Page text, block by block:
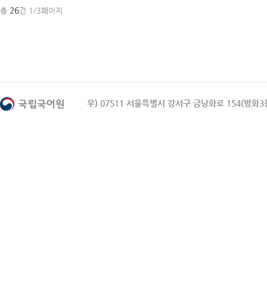
총 26건 1/3페이지
우) 07511 서울특별시 강서구 금낭화로 154(방화3